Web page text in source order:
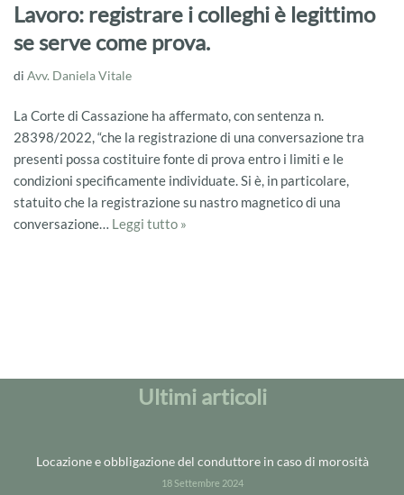
Lavoro: registrare i colleghi è legittimo
se serve come prova.
di Avv. Daniela Vitale
La Corte di Cassazione ha affermato, con sentenza n.
28398/2022, “che la registrazione di una conversazione tra
presenti possa costituire fonte di prova entro i limiti e le
condizioni specificamente individuate. Si è, in particolare,
statuito che la registrazione su nastro magnetico di una
conversazione… Leggi tutto »
Ultimi articoli
Locazione e obbligazione del conduttore in caso di morosità
18 Settembre 2024